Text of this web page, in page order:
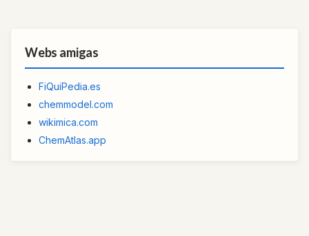
Webs amigas
FiQuiPedia.es
chemmodel.com
wikimica.com
ChemAtlas.app